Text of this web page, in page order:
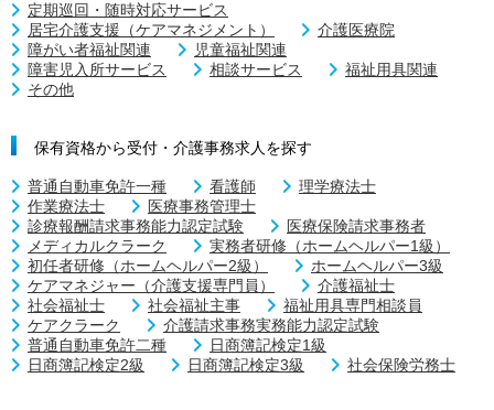
定期巡回・随時対応サービス
居宅介護支援（ケアマネジメント）
介護医療院
障がい者福祉関連
児童福祉関連
障害児入所サービス
相談サービス
福祉用具関連
その他
保有資格から受付・介護事務求人を探す
普通自動車免許一種 看護師
理学療法士
作業療法士
医療事務管理士
診療報酬請求事務能力認定試験
医療保険請求事務者
メディカルクラーク
実務者研修（ホームヘルパー1級）
初任者研修（ホームヘルパー2級）
ホームヘルパー3級
ケアマネジャー（介護支援専門員）
介護福祉士
社会福祉士
社会福祉主事
福祉用具専門相談員
ケアクラーク
介護請求事務実務能力認定試験
普通自動車免許二種
日商簿記検定1級
日商簿記検定2級
日商簿記検定3級 社会保険労務士